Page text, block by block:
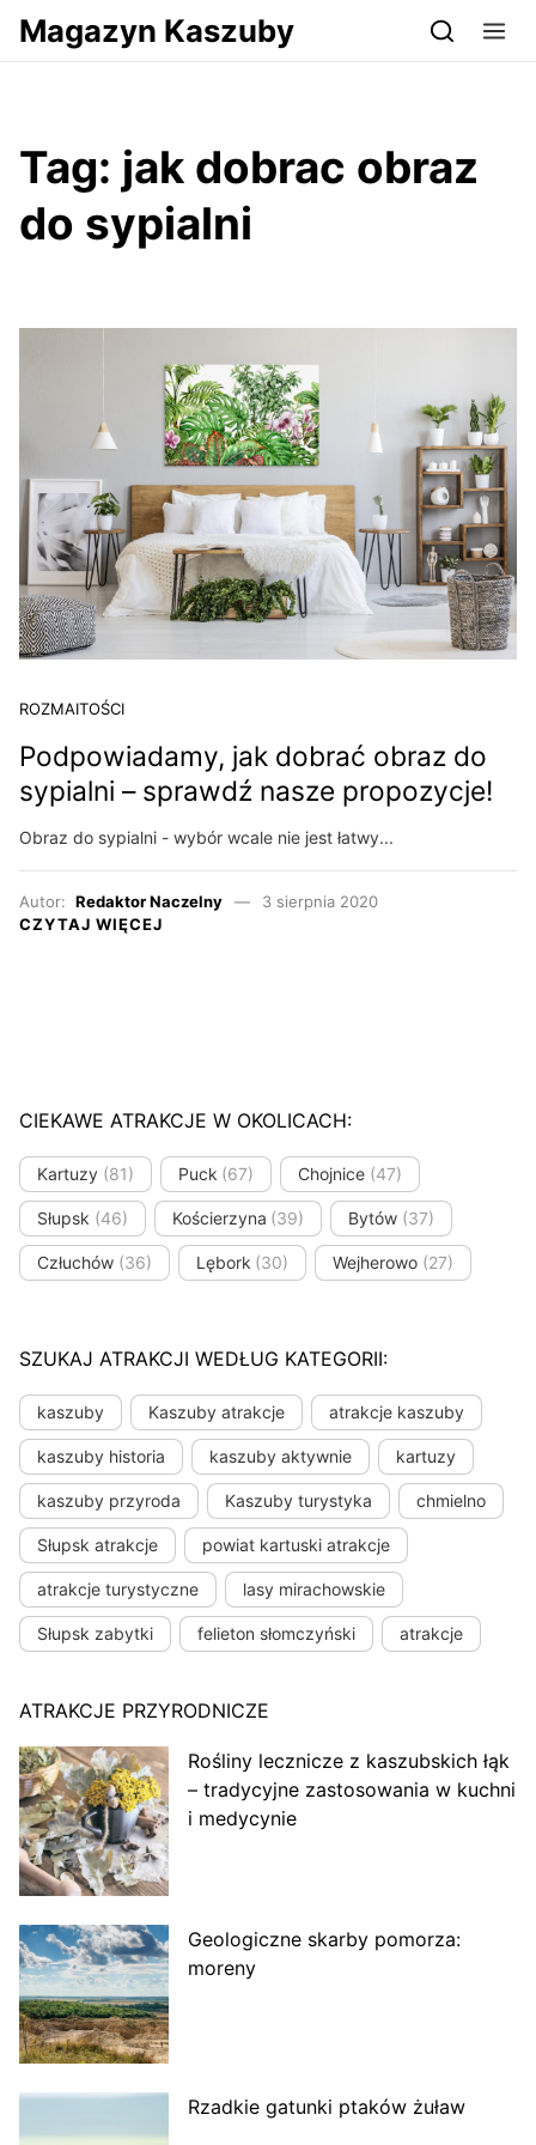
Przejdź do serwisu magazynkaszuby.pl
Magazyn Kaszuby
Tag: jak dobrac obraz
do sypialni
ROZMAITOŚCI
Podpowiadamy, jak dobrać obraz do
sypialni – sprawdź nasze propozycje!
Obraz do sypialni - wybór wcale nie jest łatwy...
Autor: Redaktor Naczelny
3 sierpnia 2020
CZYTAJ WIĘCEJ
CIEKAWE ATRAKCJE W OKOLICACH:
Kartuzy (81) Puck (67) Chojnice (47)
Słupsk (46) Kościerzyna (39) Bytów (37)
Człuchów (36) Lębork (30) Wejherowo (27)
SZUKAJ ATRAKCJI WEDŁUG KATEGORII:
kaszuby Kaszuby atrakcje atrakcje kaszuby
kaszuby historia kaszuby aktywnie kartuzy
kaszuby przyroda Kaszuby turystyka chmielno
Słupsk atrakcje powiat kartuski atrakcje
atrakcje turystyczne lasy mirachowskie
Słupsk zabytki felieton słomczyński atrakcje
ATRAKCJE PRZYRODNICZE
Rośliny lecznicze z kaszubskich łąk
– tradycyjne zastosowania w kuchni
i medycynie
Geologiczne skarby pomorza:
moreny
Rzadkie gatunki ptaków żuław